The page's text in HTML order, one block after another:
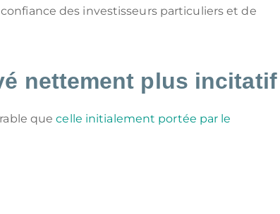
des investisseurs particuliers et de
nettement plus incitatif
quecelle initialement portée par le